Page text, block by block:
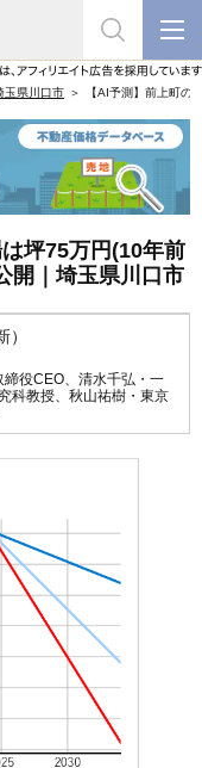
玉県川口市 【AI予測】前上町
坪75万円(10年前
開｜埼玉県川口市
締役CEO、 清水千弘・一
科教授、 秋山祐樹・東京